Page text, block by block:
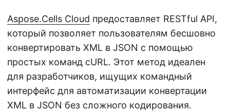
Aspose.Cells Cloud предоставляет RESTful API,
который позволяет пользователям бесшовно
конвертировать XML в JSON с помощью
простых команд cURL. Этот метод идеален
для разработчиков, ищущих командный
интерфейс для автоматизации конвертации
XML в JSON без сложного кодирования.